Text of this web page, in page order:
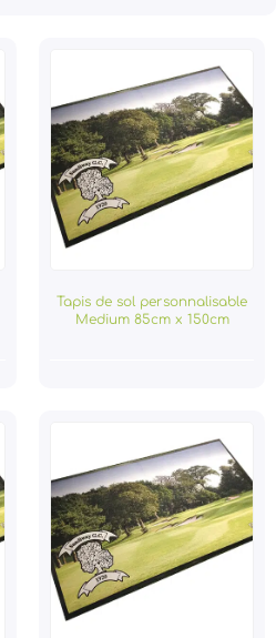
Tapis de sol personnalisable
Medium 85cm x 150cm